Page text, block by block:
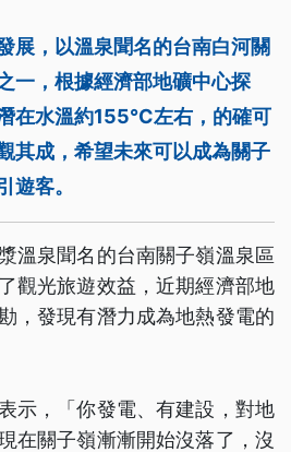
展，以溫泉聞名的台南白河關
一，根據經濟部地礦中心探
在水溫約155°C左右，的確可
其成，希望未來可以成為關子
遊客。
溫泉聞名的台南關子嶺溫泉區
觀光旅遊效益，近期經濟部地
，發現有潛力成為地熱發電的
示，「你發電、有建設，對地
在關子嶺漸漸開始沒落了，沒